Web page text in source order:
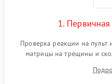
1. Первичная
Проверка реакции на пульт
матрицы на трещины и
подсветки и индикаторов
источников сигнала для